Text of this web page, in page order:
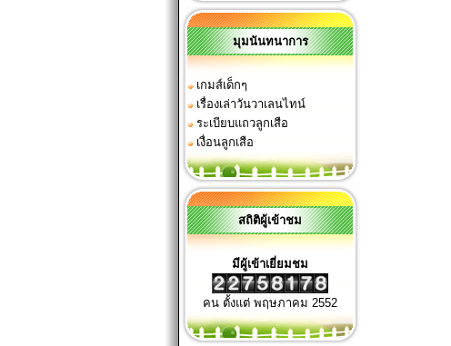
มุมนันทนาการ
เกมส์เด็กๆ
เรื่องเล่าวันวาเลนไทน์
ระเบียบแถวลูกเสือ
เงื่อนลูกเสือ
สถิติผู้เข้าชม
มีผู้เข้าเยี่ยมชม
คน ตั้งแต่ พฤษภาคม 2552